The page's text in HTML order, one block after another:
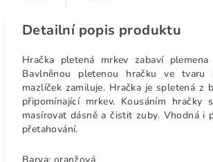
Detailní popis produktu
Hračka pletená mrkev zabaví
Bavlněnou pletenou hračku ve tvaru
mazlíček zamiluje. Hračka je spletená z
připomínající mrkev. Kousáním hračky
masírovat dásně a čistit zuby. Vhodná i
přetahování.